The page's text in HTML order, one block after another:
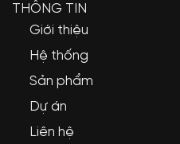
THÔNG TIN
Giới thiệu
Hệ thống
Sản phẩm
Dự án
Liên hệ